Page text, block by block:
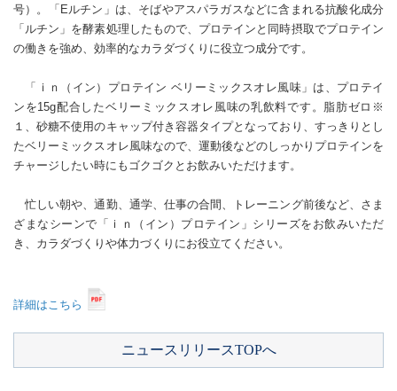
号）。「Eルチン」は、そばやアスパラガスなどに含まれる抗酸化成分
「ルチン」を酵素処理したもので、プロテインと同時摂取でプロテイン
の働きを強め、効率的なカラダづくりに役立つ成分です。
「ｉｎ（イン）プロテイン ベリーミックスオレ風味」は、プロテイ
ンを15g配合したベリーミックスオレ風味の乳飲料です。脂肪ゼロ※
１、砂糖不使用のキャップ付き容器タイプとなっており、すっきりとし
たベリーミックスオレ風味なので、運動後などのしっかりプロテインを
チャージしたい時にもゴクゴクとお飲みいただけます。
忙しい朝や、通勤、通学、仕事の合間、トレーニング前後など、さま
ざまなシーンで「ｉｎ（イン）プロテイン」シリーズをお飲みいただ
き、カラダづくりや体力づくりにお役立てください。
詳細はこちら
ニュースリリースTOPへ